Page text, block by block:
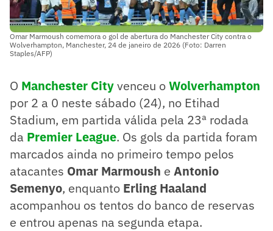
Omar Marmoush comemora o gol de abertura do Manchester City contra o
Wolverhampton, Manchester, 24 de janeiro de 2026 (Foto: Darren
Staples/AFP)
O Manchester Cityvenceu oWolverhampton
por 2 a 0 neste sábado (24), no Etihad
Stadium, em partida válida pela 23ª rodada
da Premier League. Os gols da partida foram
marcados ainda no primeiro tempo pelos
atacantes Omar Marmoush e Antonio
Semenyo, enquanto Erling Haaland
acompanhou os tentos do banco de reservas
e entrou apenas na segunda etapa.